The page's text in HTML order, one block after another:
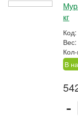
кг
Код:
Вес:
В
-